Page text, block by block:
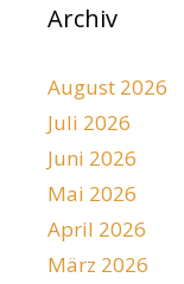
Archiv
August 2026
Juli 2026
Juni 2026
Mai 2026
April 2026
März 2026